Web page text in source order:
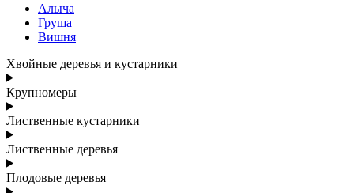
Алыча
Груша
Вишня
Хвойные деревья и кустарники
Крупномеры
Лиственные кустарники
Лиственные деревья
Плодовые деревья